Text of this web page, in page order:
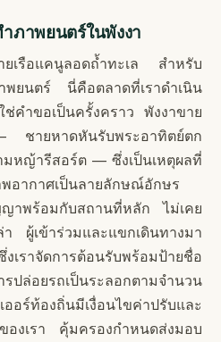
ภาพยนตร์ในพังงา
ยเรือแคนูลอดถ้ำทะเล สำหรับ
พยนตร์ นี่คือตลาดที่เราดำเนิน
ำขอเป็นครั้งคราว พังงาขาย
ายหาดหันรับพระอาทิตย์ตก
หญ้ารีสอร์ต — ซึ่งเป็นเหตุผลที่
อากาศเป็นลายลักษณ์อักษร
าพร้อมกับสถานที่หลัก ไม่เคย
า ผู้เข้าร่วมและแขกเดินทางมา
เราจัดการต้อนรับพร้อมป้ายชื่อ
ล่อยรถเป็นระลอกตามจำนวน
ร์ท้องถิ่นมีเงื่อนไขค่าปรับและ
องเรา คุ้มครองกำหนดส่งมอบ